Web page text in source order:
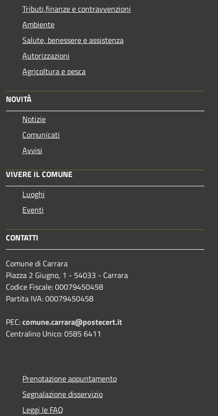
Tributi,finanze e contravvenzioni
Ambiente
Salute, benessere e assistenza
Autorizzazioni
Agricoltura e pesca
NOVITÀ
Notizie
Comunicati
Avvisi
VIVERE IL COMUNE
Luoghi
Eventi
CONTATTI
Comune di Carrara
Piazza 2 Giugno, 1 - 54033 - Carrara
Codice Fiscale: 00079450458
Partita IVA: 00079450458
PEC:comune.carrara@postecert.it
Centralino Unico: 0585 6411
Prenotazione appuntamento
Segnalazione disservizio
Leggi le FAQ